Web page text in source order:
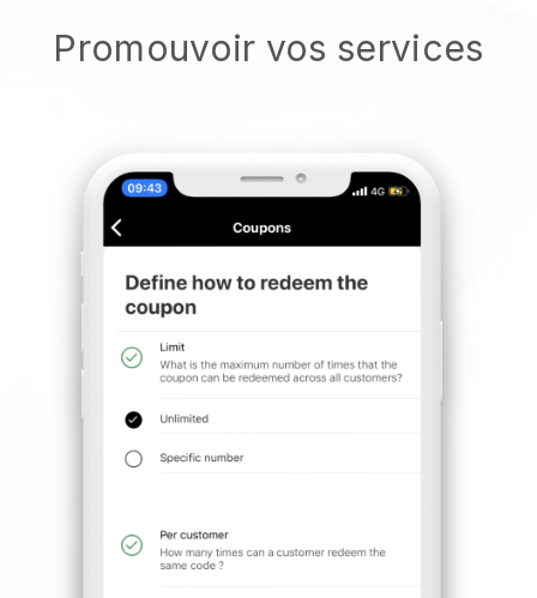
Promouvoir vos services